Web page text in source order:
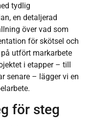
tydlig
en detaljerad
över vad som
för skötsel och
utfört markarbete
i etapper – till
senare – lägger vi en
för steg